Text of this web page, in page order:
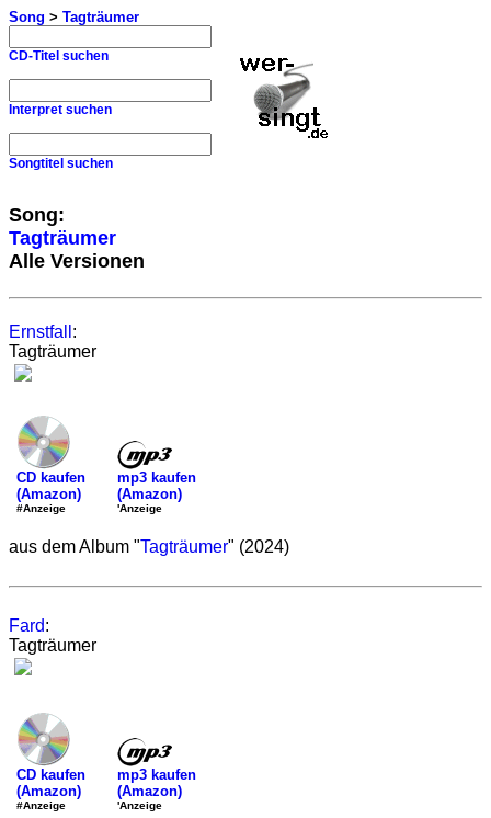
Song > Tagträumer
CD-Titel suchen
Interpret suchen
Songtitel suchen
Song:
Tagträumer
Alle Versionen
Ernstfall :
Tagträumer
CD kaufen
(Amazon)
#Anzeige
mp3 kaufen
(Amazon)
'Anzeige
aus dem Album "Tagträumer" (2024)
Fard:
Tagträumer
CD kaufen
(Amazon)
#Anzeige
mp3 kaufen
(Amazon)
'Anzeige